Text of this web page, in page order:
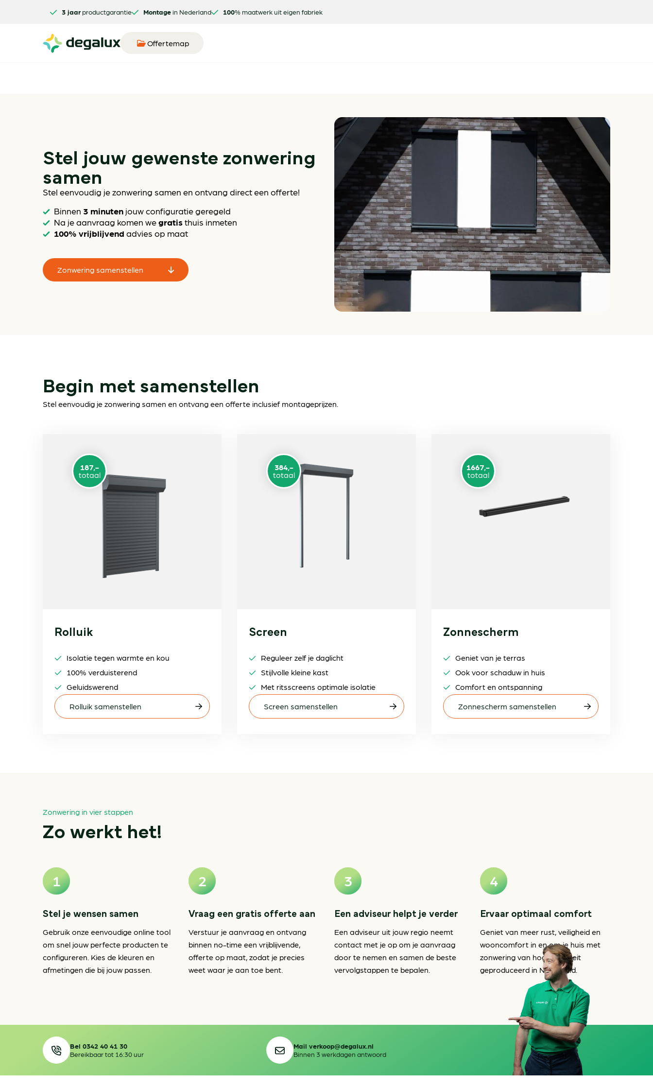
3 jaarproductgarantie Montage in Nederland 100% maatwerk uit eigen fabriek
Offertemap
Stel jouw gewenste zonwering
samen
Stel eenvoudig je zonwering samen en ontvang direct een offerte!
Binnen 3 minuten jouw configuratie geregeld
Na je aanvraag komen wegratisthuis inmeten
100% vrijblijvend advies op maat
Zonwering samenstellen
Begin met samenstellen
Stel eenvoudig je zonwering samen en ontvang een offerte inclusief montageprijzen.
totaal
187,-
Rolluik
Isolatie tegen warmte en kou
100% verduisterend
Geluidswerend
Rolluik samenstellen
totaal
384,-
Screen
Reguleer zelf je daglicht
Stijlvolle kleine kast
Met ritsscreens optimale isolatie
Screen samenstellen
totaal
1667,-
Zonnescherm
Geniet van je terras
Ook voor schaduw in huis
Comfort en ontspanning
Zonnescherm samenstellen
Zonwering in vier stappen
Zo werkt het!
Stel je wensen samen
Gebruik onze eenvoudige online tool
om snel jouw perfecte producten te
configureren. Kies de kleuren en
afmetingen die bij jouw passen.
Vraag een gratis offerte aan
Verstuur je aanvraag en ontvang
binnen no-time een vrijblijvende,
offerte op maat, zodat je precies
weet waar je aan toe bent.
Een adviseur helpt je verder
Een adviseur uit jouw regio neemt
contact met je op om je aanvraag
door te nemen en samen de beste
vervolgstappen te bepalen.
Ervaar optimaal comfort
Geniet van meer rust, veiligheid en
wooncomfort in en om je huis met
zonwering van hoge kwaliteit
geproduceerd in Nederland.
Bel 0342 40 41 30
Bereikbaar tot 16:30 uur
Mail verkoop@degalux.nl
Binnen 3 werkdagen antwoord